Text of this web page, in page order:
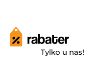
Tylko u nas!